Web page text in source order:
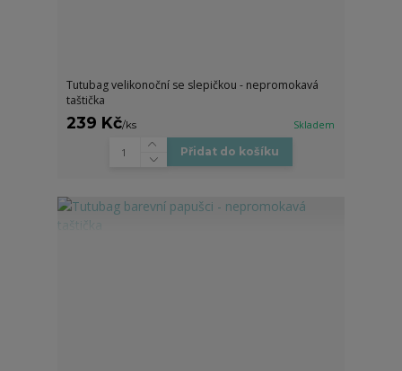
Tutubag velikonoční se slepičkou - nepromokavá
taštička
239 Kč/ks Skladem
Přidat do košíku